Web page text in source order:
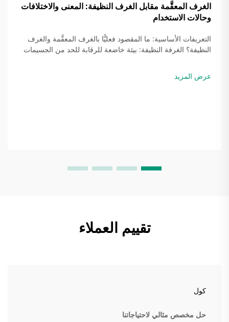
الغرف المعقَّمة مقابل الغرف النظيفة: المعنى والاختلافات
وحالات الاستخدام
التعريفات الأساسية: ما المقصود فعليًّا بالغرف المعقَّمة والغرف
النظيفة؟ الغرفة النظيفة: بيئة خاضعة للرقابة للحد من الجسيمات
هي مساحة مُصمَّمة بدقة هندسية عالية لتقليل التلوث الناجم عن
الجسيمات العالقة في الهواء — وليس...
عرض المزيد
تقييم العملاء
كول
حل مخصص مثالي لاحتياجاتنا